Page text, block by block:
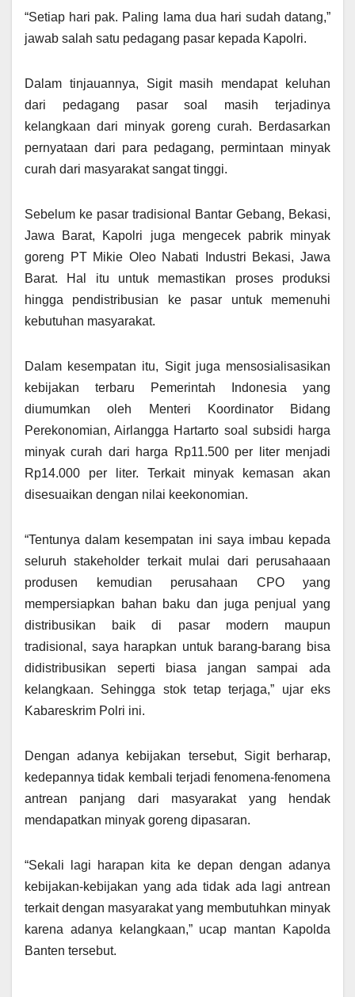
“Setiap hari pak. Paling lama dua hari sudah datang,”
jawab salah satu pedagang pasar kepada Kapolri.
Dalam tinjauannya, Sigit masih mendapat keluhan
dari pedagang pasar soal masih terjadinya
kelangkaan dari minyak goreng curah. Berdasarkan
pernyataan dari para pedagang, permintaan minyak
curah dari masyarakat sangat tinggi.
Sebelum ke pasar tradisional Bantar Gebang, Bekasi,
Jawa Barat, Kapolri juga mengecek pabrik minyak
goreng PT Mikie Oleo Nabati Industri Bekasi, Jawa
Barat. Hal itu untuk memastikan proses produksi
hingga pendistribusian ke pasar untuk memenuhi
kebutuhan masyarakat.
Dalam kesempatan itu, Sigit juga mensosialisasikan
kebijakan terbaru Pemerintah Indonesia yang
diumumkan oleh Menteri Koordinator Bidang
Perekonomian, Airlangga Hartarto soal subsidi harga
minyak curah dari harga Rp11.500 per liter menjadi
Rp14.000 per liter. Terkait minyak kemasan akan
disesuaikan dengan nilai keekonomian.
“Tentunya dalam kesempatan ini saya imbau kepada
seluruh stakeholder terkait mulai dari perusahaaan
produsen kemudian perusahaan CPO yang
mempersiapkan bahan baku dan juga penjual yang
distribusikan baik di pasar modern maupun
tradisional, saya harapkan untuk barang-barang bisa
didistribusikan seperti biasa jangan sampai ada
kelangkaan. Sehingga stok tetap terjaga,” ujar eks
Kabareskrim Polri ini.
Dengan adanya kebijakan tersebut, Sigit berharap,
kedepannya tidak kembali terjadi fenomena-fenomena
antrean panjang dari masyarakat yang hendak
mendapatkan minyak goreng dipasaran.
“Sekali lagi harapan kita ke depan dengan adanya
kebijakan-kebijakan yang ada tidak ada lagi antrean
terkait dengan masyarakat yang membutuhkan minyak
karena adanya kelangkaan,” ucap mantan Kapolda
Banten tersebut.